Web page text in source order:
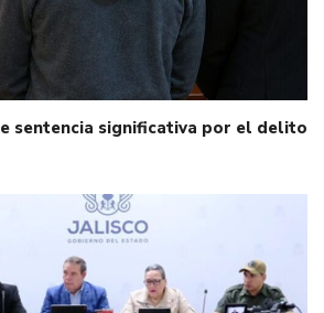
sentencia significativa por el delito